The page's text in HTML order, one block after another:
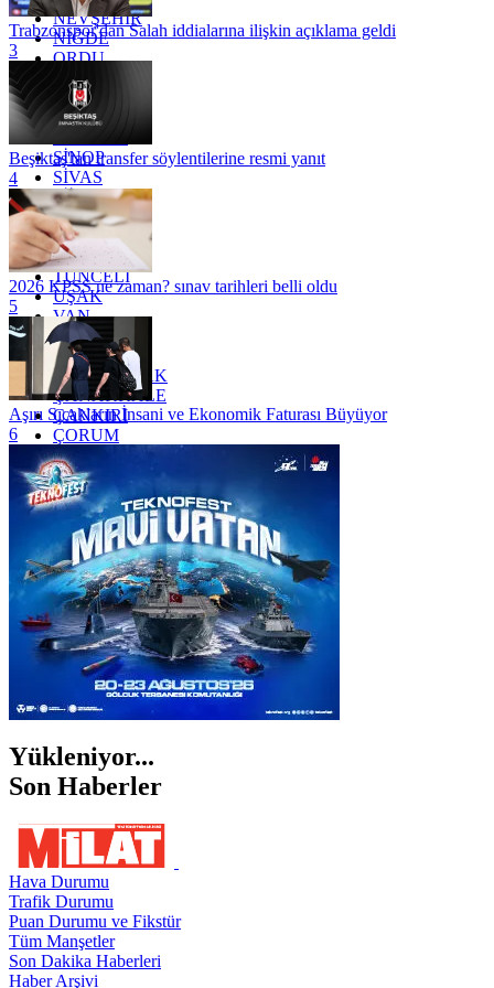
NEVŞEHİR
NİĞDE
ORDU
OSMANİYE
RİZE
SAKARYA
SİNOP
SİVAS
SİİRT
TEKİRDAĞ
TOKAT
TRABZON
TUNCELİ
UŞAK
VAN
YALOVA
YOZGAT
ZONGULDAK
ÇANAKKALE
ÇANKIRI
ÇORUM
İSTANBUL
İZMİR
ŞANLIURFA
ŞIRNAK
Trabzonspor'dan Salah iddialarına ilişkin açıklama geldi
3
Beşiktaş'tan transfer söylentilerine resmi yanıt
4
2026 KPSS ne zaman? sınav tarihleri belli oldu
5
Aşırı Sıcakların İnsani ve Ekonomik Faturası Büyüyor
6
Yükleniyor...
Son Haberler
Hava Durumu
Trafik Durumu
Puan Durumu ve Fikstür
Tüm Manşetler
Son Dakika Haberleri
Haber Arşivi